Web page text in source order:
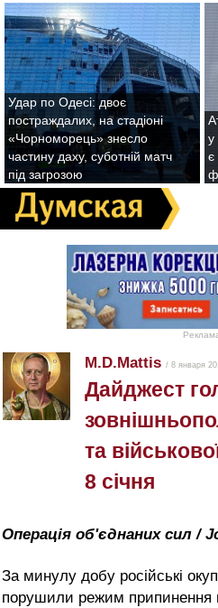
Удар по Одесі: двоє
постраждалих, на стадіоні
«Чорноморець» знесло
частину даху, суботній матч
під загрозою
у
є
M.D.Mattis / 8 января
Дайджест
та
8 січня
Операція об'єднаних сил /
За минулу добу російські
порушили режим